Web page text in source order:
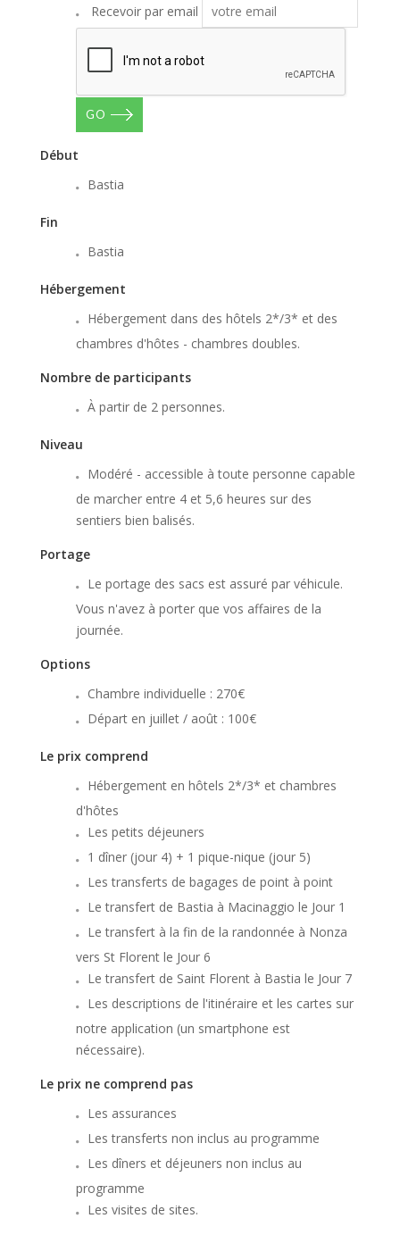
Recevoir par email
GO
Début
Bastia
Fin
Bastia
Hébergement
Hébergement dans des hôtels 2*/3* et des
chambres d'hôtes - chambres doubles.
Nombre de participants
À partir de 2 personnes.
Niveau
Modéré - accessible à toute personne capable
de marcher entre 4 et 5,6 heures sur des
sentiers bien balisés.
Portage
Le portage des sacs est assuré par véhicule.
Vous n'avez à porter que vos affaires de la
journée.
Options
Chambre individuelle : 270€
Départ en juillet / août : 100€
Le prix comprend
Hébergement en hôtels 2*/3* et chambres
d'hôtes
Les petits déjeuners
1 dîner (jour 4) + 1 pique-nique (jour 5)
Les transferts de bagages de point à point
Le transfert de Bastia à Macinaggio le Jour 1
Le transfert à la fin de la randonnée à Nonza
vers St Florent le Jour 6
Le transfert de Saint Florent à Bastia le Jour 7
Les descriptions de l'itinéraire et les cartes sur
notre application (un smartphone est
nécessaire).
Le prix ne comprend pas
Les assurances
Les transferts non inclus au programme
Les dîners et déjeuners non inclus au
programme
Les visites de sites.